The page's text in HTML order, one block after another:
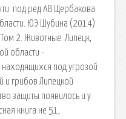
под ред АВ Щербакова
ЮЭ Шубина (2014)
2. Животные. Липецк,
области -
под угрозой
и грибов Липецкой
защиты появилось и у
книга не 51,